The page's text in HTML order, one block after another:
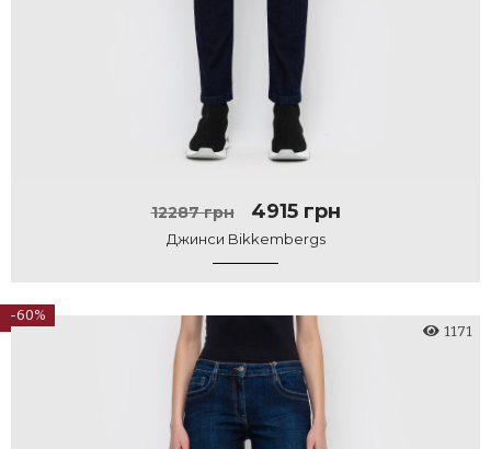
12287 грн 4915 грн
Джинси Bikkembergs
-60%
1171